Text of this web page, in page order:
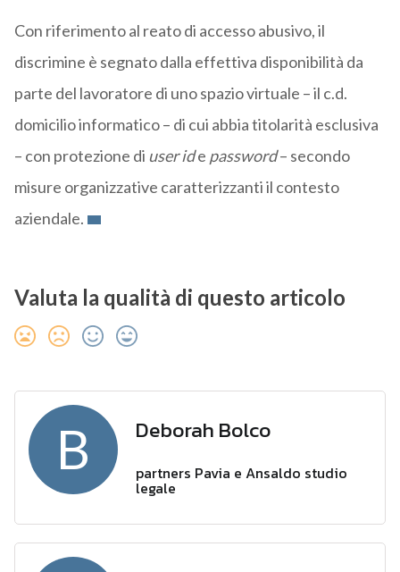
Con riferimento al reato di accesso abusivo, il
discrimine è segnato dalla effettiva disponibilità da
parte del lavoratore di uno spazio virtuale – il c.d.
domicilio informatico – di cui abbia titolarità esclusiva
– con protezione di user ide password– secondo
misure organizzative caratterizzanti il contesto
aziendale.
Valuta la qualità di questo articolo
B Deborah Bolco
partners Pavia e Ansaldo studio
legale